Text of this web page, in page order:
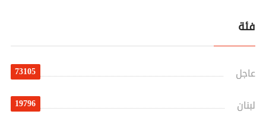
فئة
عاجل 73105
لبنان 19796